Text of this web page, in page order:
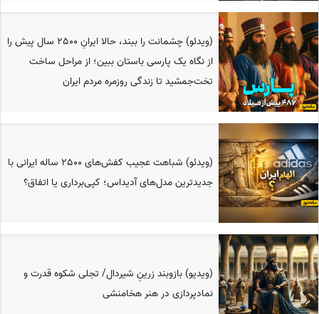
(ویدئو) چشمانت را ببند، حالا ایرانِ 2500 سال پیش را
از نگاه یک پارسی باستان ببین؛ از مراحل ساخت
تخت‌جمشید تا زندگی روزمره مردم ایران
(ویدئو) شباهت عجیب کفش‌های 2500 ساله ایرانی با
جدیدترین مدل‌های آدیداس؛ کپی‌برداری یا اتفاق؟
(ویدیو) بازوبند زرینِ شیردال/ تجلی شکوه قدرت و
نمادپردازی در هنر هخامنشی